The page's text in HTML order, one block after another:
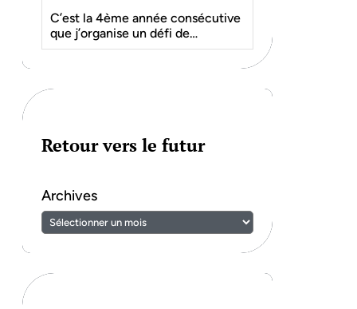
C’est la 4ème année consécutive
que j’organise un défi de…
Retour vers le futur
Archives